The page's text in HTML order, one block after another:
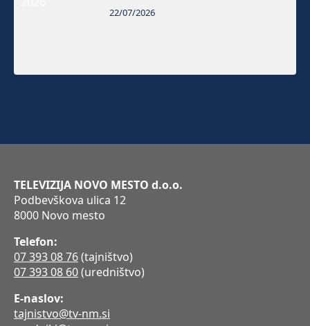
22/07/2026
TELEVIZIJA NOVO MESTO d.o.o.
Podbevškova ulica 12
8000 Novo mesto
Telefon:
07 393 08 76(tajništvo)
07 393 08 60(uredništvo)
E-naslov:
tajnistvo@tv-nm.si